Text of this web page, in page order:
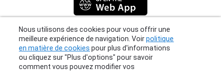
Privacy Policy | Terms | Support
© 2026 Moovit Updates - All Rights Reserved.
Nous utilisons des cookies pour vous offrir une
meilleure expérience de navigation. Voirpolitique
en matière de cookies
pour plus d'informations
ou cliquez sur "Plus d'options" pour savoir
comment vous pouvez modifier vos
paramètres.